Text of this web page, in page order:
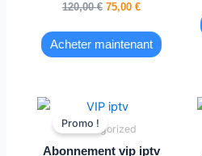
120,00€ 75,00 €
Acheter maintenant
Promo !
Uncategorized
Abonnement vip iptv
Le
prix
initial
était :
est :